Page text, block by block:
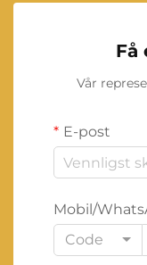
Få
Vår
E-post
Mobil/
Code